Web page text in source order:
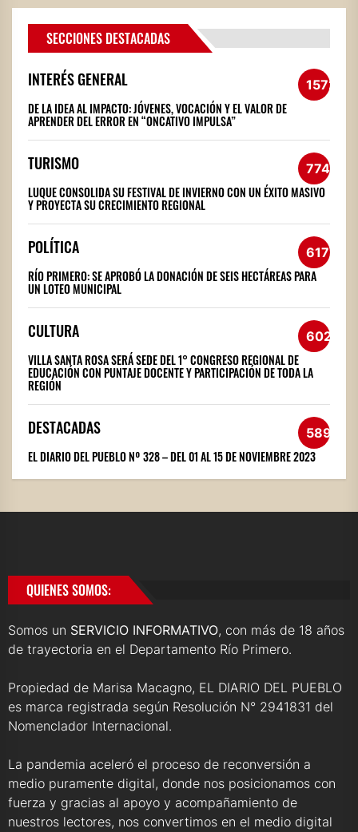
SECCIONES DESTACADAS
INTERÉS GENERAL 1572
DE LA IDEA AL IMPACTO: JÓVENES, VOCACIÓN Y EL VALOR DE
APRENDER DEL ERROR EN “ONCATIVO IMPULSA”
TURISMO 774
LUQUE CONSOLIDA SU FESTIVAL DE INVIERNO CON UN ÉXITO MASIVO
Y PROYECTA SU CRECIMIENTO REGIONAL
POLÍTICA 617
RÍO PRIMERO: SE APROBÓ LA DONACIÓN DE SEIS HECTÁREAS PARA
UN LOTEO MUNICIPAL
CULTURA 602
VILLA SANTA ROSA SERÁ SEDE DEL 1° CONGRESO REGIONAL DE
EDUCACIÓN CON PUNTAJE DOCENTE Y PARTICIPACIÓN DE TODA LA
REGIÓN
DESTACADAS 589
EL DIARIO DEL PUEBLO Nº 328 – DEL 01 AL 15 DE NOVIEMBRE 2023
QUIENES SOMOS:
Somos un SERVICIO INFORMATIVO, con más de 18 años
de trayectoria en el Departamento Río Primero.
Propiedad de Marisa Macagno, EL DIARIO DEL PUEBLO
es marca registrada según Resolución N° 2941831 del
Nomenclador Internacional.
La pandemia aceleró el proceso de reconversión a
medio puramente digital, donde nos posicionamos con
fuerza y gracias al apoyo y acompañamiento de
nuestros lectores, nos convertimos en el medio digital